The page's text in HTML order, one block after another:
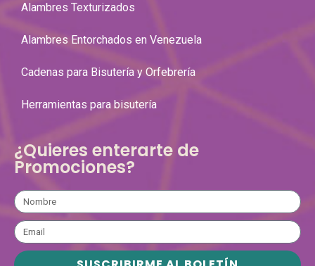
Alambres Texturizados
Alambres Entorchados en Venezuela
Cadenas para Bisutería y Orfebrería
Herramientas para bisutería
¿Quieres enterarte de
Promociones?